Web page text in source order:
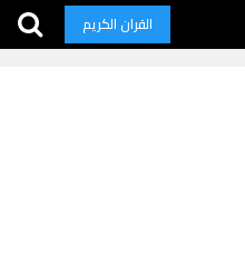
القران الكريم